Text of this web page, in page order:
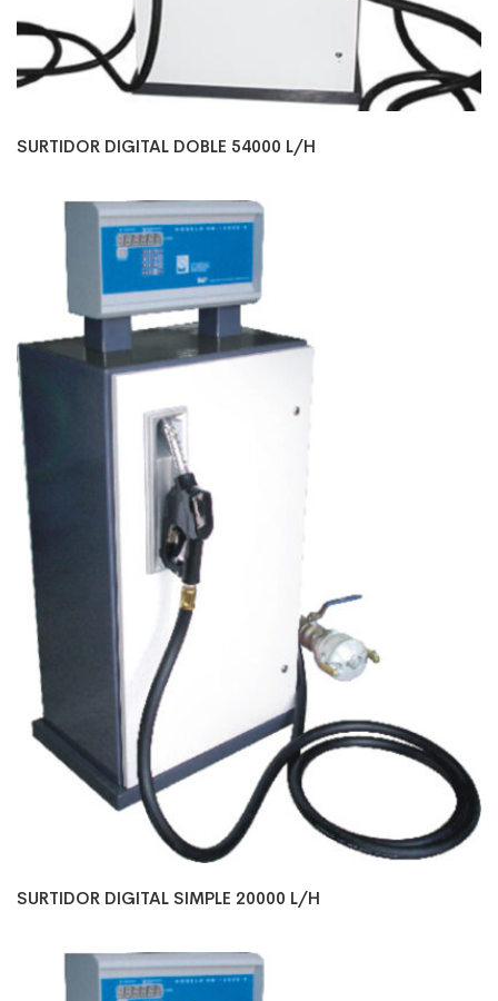
SURTIDOR DIGITAL DOBLE 54000 L/H
SURTIDOR DIGITAL SIMPLE 20000 L/H